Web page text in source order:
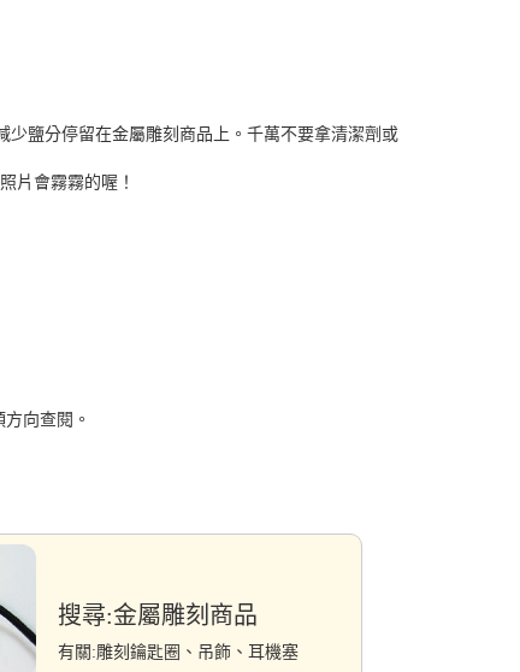
鹽分停留在金屬雕刻商品上。千萬不要拿清潔劑或
片會霧霧的喔！
向查閱。
搜尋:金屬雕刻商品
有關:雕刻鑰匙圈、吊飾、耳機塞